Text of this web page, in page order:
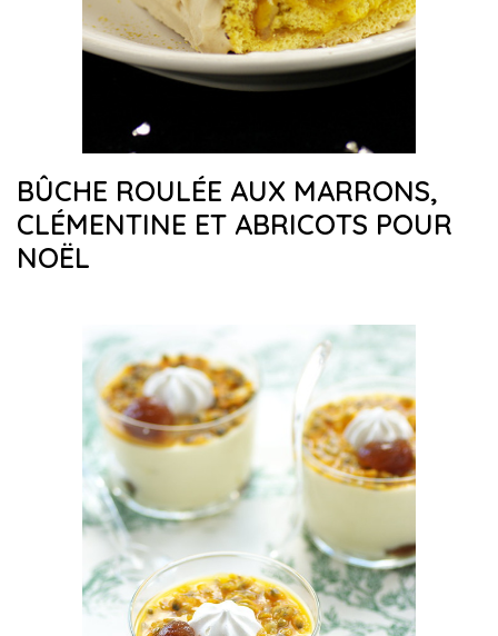
BÛCHE ROULÉE AUX MARRONS,
CLÉMENTINE ET ABRICOTS POUR
NOËL